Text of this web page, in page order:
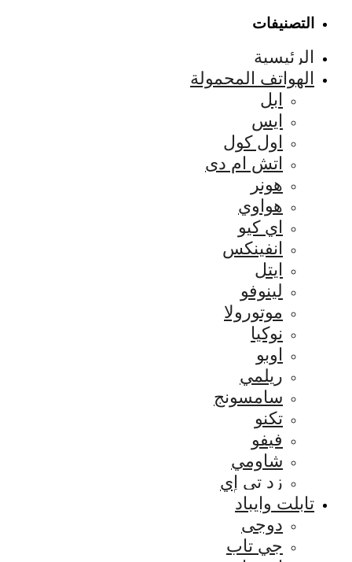
التصنيفات
الرئيسية
الهواتف المحمولة
ابل
ايس
اول كول
اتش ام دى
هونر
هواوي
اي كيو
انفينكس
ايتل
لينوفو
موتورولا
نوكيا
اوبو
ريلمي
سامسونج
تكنو
فيفو
شاومي
زد تي إي
تابلت وايباد
دوجى
جي تاب